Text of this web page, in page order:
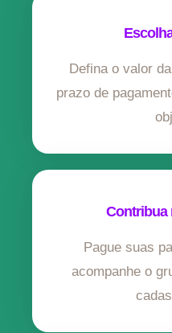
Defina o valor
prazo de
Contribua
Pague suas
acompanhe o